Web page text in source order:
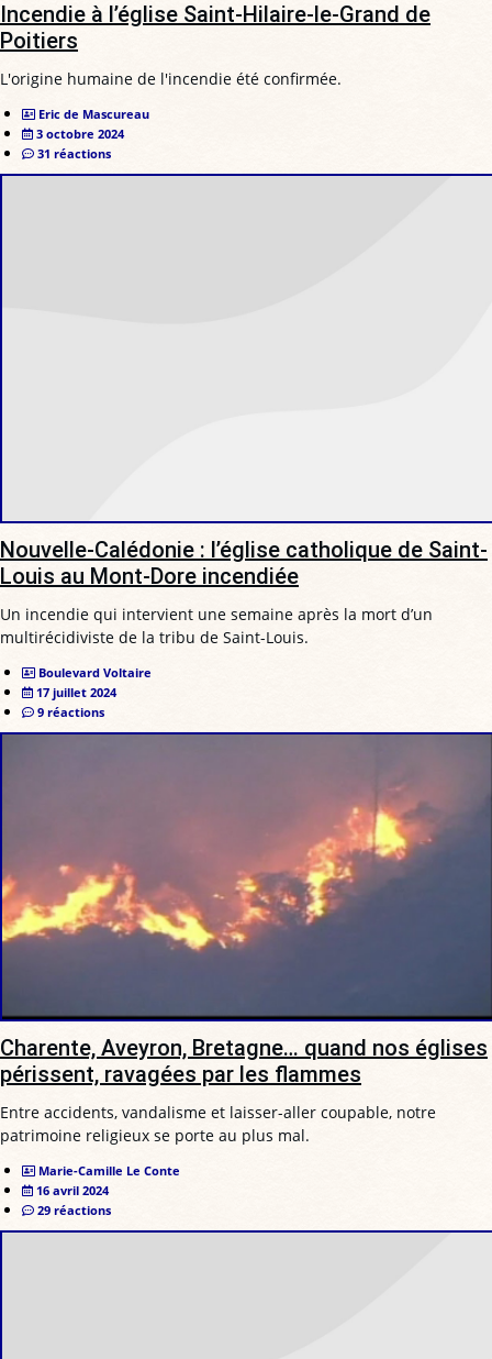
Incendie à l’église Saint-Hilaire-le-Grand de
Poitiers
L'origine humaine de l'incendie été confirmée.
Eric de Mascureau
3 octobre 2024
31 réactions
Nouvelle-Calédonie : l’église catholique de Saint-
Louis au Mont-Dore incendiée
Un incendie qui intervient une semaine après la mort d’un
multirécidiviste de la tribu de Saint-Louis.
Boulevard Voltaire
17 juillet 2024
9 réactions
Charente, Aveyron, Bretagne… quand nos églises
périssent, ravagées par les flammes
Entre accidents, vandalisme et laisser-aller coupable, notre
patrimoine religieux se porte au plus mal.
Marie-Camille Le Conte
16 avril 2024
29 réactions